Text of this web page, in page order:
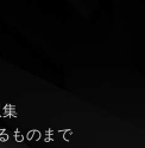
ものまで